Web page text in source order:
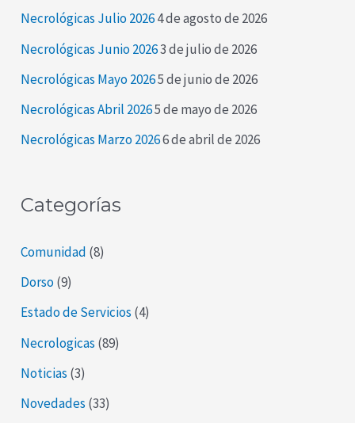
a
r
:
Necrológicas Julio 20264 de agosto de 2026
Necrológicas Junio 20263 de julio de 2026
Necrológicas Mayo 20265 de junio de 2026
Necrológicas Abril 20265 de mayo de 2026
Necrológicas Marzo 20266 de abril de 2026
Categorías
Comunidad (8)
Dorso(9)
Estado de Servicios (4)
Necrologicas (89)
Noticias (3)
Novedades (33)